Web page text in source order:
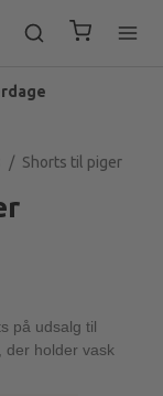
/ Shorts til piger
på udsalg til
der holder vask